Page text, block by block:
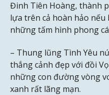
Đinh Tiên Hoàng, thành
lựa trên cả hoàn hảo
những tấm hình phong
– Thung lũng Tình Yêu
thắng cảnh đẹp với đồi
những con đường vòng
xanh rất lãng mạn.